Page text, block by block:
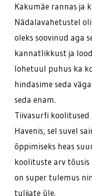
Kakumäe rannas ja
Nädalavahetustel
oleks soovinud aga
kannatlikkust ja
lohetuul puhus ka
hindasime seda
seda enam.
Tiivasurfi
Havenis, sel suvel
õppimiseks heas
koolituste arv tõusis
on super tulemus
tulijate üle.